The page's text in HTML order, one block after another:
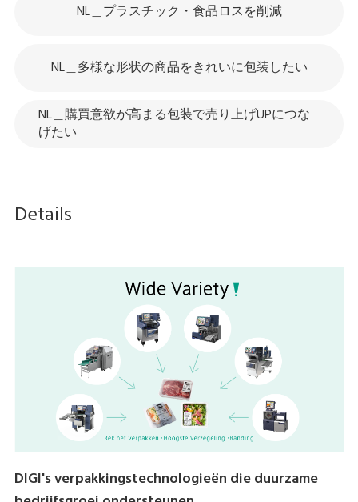
NL＿プラスチック・食品ロスを削減
NL＿多様な形状の商品をきれいに包装したい
NL＿購買意欲が高まる包装で売り上げUPにつな
げたい
Details
DIGI's verpakkingstechnologieën die duurzame